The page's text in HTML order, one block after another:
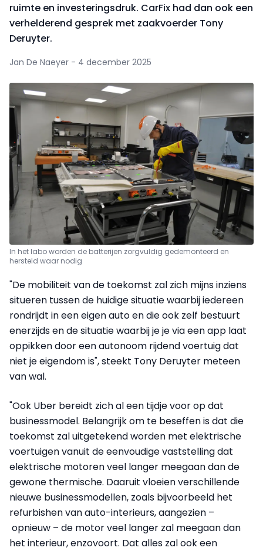
ruimte en investeringsdruk. CarFix had dan ook een
verhelderend gesprek met zaakvoerder Tony
Deruyter.
Jan De Naeyer - 4 december 2025
In het labo worden de batterijen zorgvuldig gedemonteerd en
hersteld waar nodig
"De mobiliteit van de toekomst zal zich mijns inziens
situeren tussen de huidige situatie waarbij iedereen
rondrijdt in een eigen auto en die ook zelf bestuurt
enerzijds en de situatie waarbij je je via een app laat
oppikken door een autonoom rijdend voertuig dat
niet je eigendom is", steekt Tony Deruyter meteen
van wal.
"Ook Uber bereidt zich al een tijdje voor op dat
businessmodel. Belangrijk om te beseffen is dat die
toekomst zal uitgetekend worden met elektrische
voertuigen vanuit de eenvoudige vaststelling dat
elektrische motoren veel langer meegaan dan de
gewone thermische. Daaruit vloeien verschillende
nieuwe businessmodellen, zoals bijvoorbeeld het
refurbishen van auto-interieurs, aangezien –
opnieuw – de motor veel langer zal meegaan dan
het interieur, enzovoort. Dat alles zal ook een